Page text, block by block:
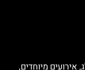
אירועים מיוחדים,